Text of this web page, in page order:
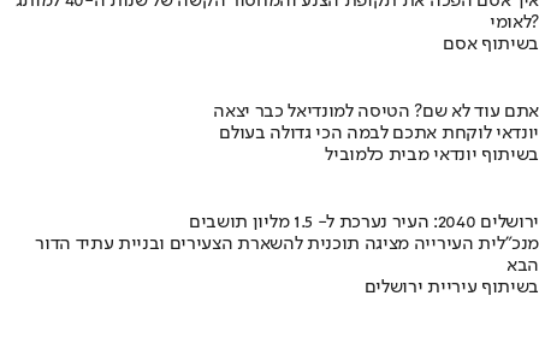
לאומי?
בשיתוף אסם
אתם עוד לא שם? הטיסה למונדיאל כבר יצאה
יונדאי לוקחת אתכם לבמה הכי גדולה בעולם
בשיתוף יונדאי מבית כלמוביל
ירושלים 2040: העיר נערכת ל- 1.5 מליון תושבים
מנכ"לית העירייה מציגה תוכנית להשארת הצעירים ובניית עתיד הדור
הבא
בשיתוף עיריית ירושלים